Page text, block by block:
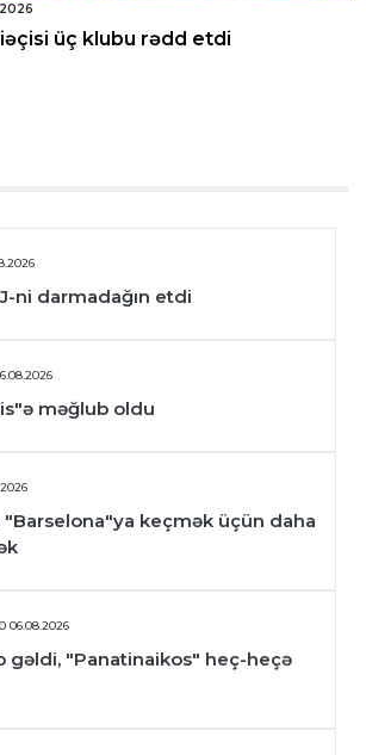
üç klubu rədd etdi
ni darmadağın etdi
məğlub oldu
"Barselona"ya keçmək üçün daha
06.08.2026
gəldi, "Panatinaikos" heç-heçə